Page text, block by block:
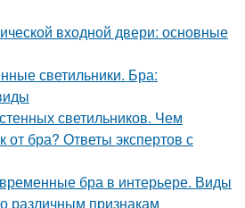
входной двери: основные
светильники. Бра:
светильников. Чем
от бра? Ответы экспертов с
бра в интерьере. Виды
различным признакам